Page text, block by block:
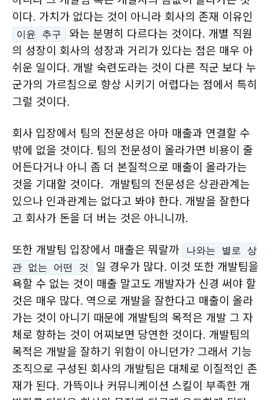
이다. 가치가 없다는 것이 아니라 회사의 존재 이유인
이윤 추구
와는 분명히 다르다는 것이다. 개별 직원
의 성장이 회사의 성장과 거리가 있다는 점은 매우 아
쉬운 일이다. 개발 숙련도라는 것이 다른 직군 보다 누
군가의 가르침으로 향상 시키기 어렵다는 점에서 특히
그럴 것이다.
회사 입장에서 팀의 전문성은 아마 매출과 연결할 수
밖에 없을 것이다. 팀의 전문성이 올라가면 비용이 줄
어든다거나 아니 좀 더 본질적으로 매출이 올라가는
것을 기대할 것이다. 개발팀의 전문성은 상관관계는
있으나 인과관계는 없다고 봐야 한다. 개발을 잘한다
고 회사가 돈을 더 버는 것은 아니니까.
또한 개발팀 입장에서 매출은 뭐랄까
나와는 별로 상
관 없는 어떤 것
일 경우가 많다. 이것 또한 개발팀을
욕할 수 없는 것이 매출 말고도 개발자가 신경 써야 할
것은 매우 많다. 역으로 개발을 잘한다고 매출이 올라
가는 것이 아니기 때문에 개발팀의 목적은 개발 그 자
체로 향하는 것이 어찌보면 당연한 것이다. 개발팀의
목적은 개발을 잘하기 위함이 아니던가? 그래서 기능
조직으로 구성된 회사의 개발팀은 대체로 이질적인 존
재가 된다. 가뜩이나 커뮤니케이션 스킬이 부족한 개